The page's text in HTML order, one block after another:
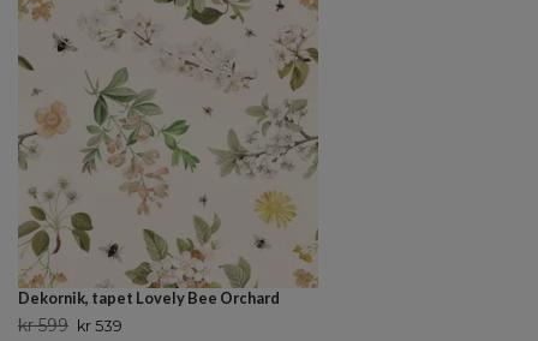
Dekornik, tapet Lovely Bee Orchard
kr 599 kr 539